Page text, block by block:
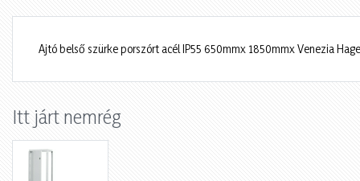
Ajtó belső szürke porszórt acél IP55 650mmx 1850mmx Venezia
Itt járt nemrég